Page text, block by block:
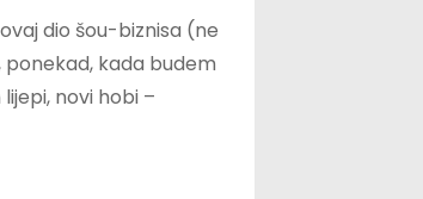
dio šou-biznisa (ne
kada budem
novi hobi –